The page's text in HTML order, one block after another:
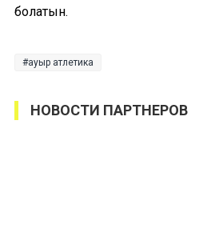
болатын.
ауыр атлетика
НОВОСТИ ПАРТНЕРОВ